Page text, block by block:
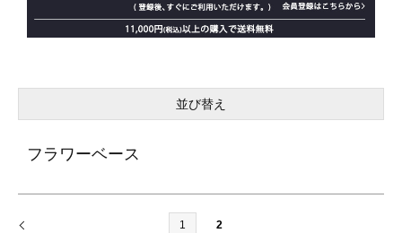
並び替え
フラワーベース
1 2